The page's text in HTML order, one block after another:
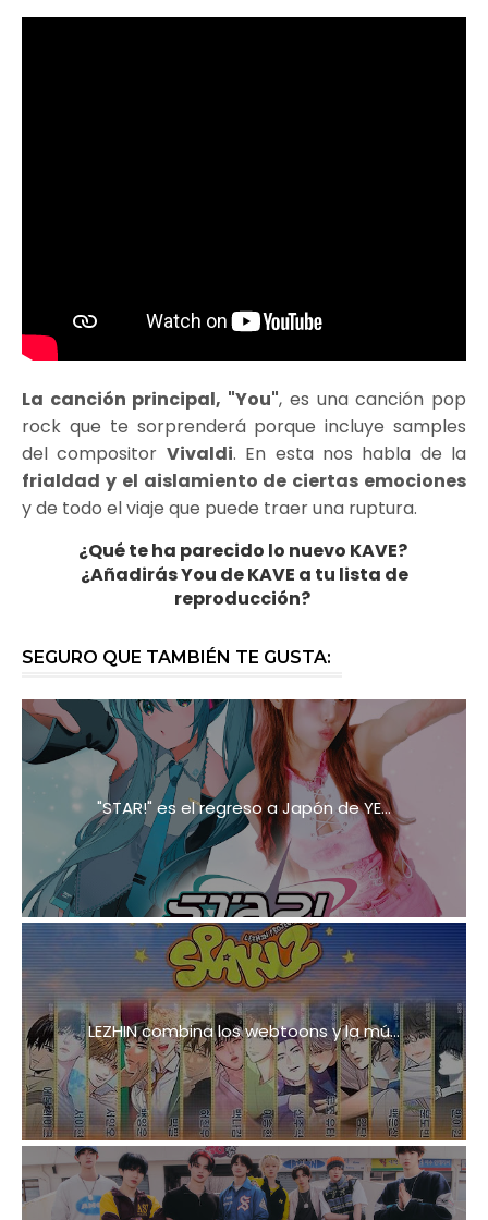
La canción principal, "You", es una canción pop
rock que te sorprenderá porque incluye samples
del compositor Vivaldi. En esta nos habla de la
frialdad y el aislamiento de ciertas emociones
y de todo el viaje que puede traer una ruptura.
¿Qué te ha parecido lo nuevo KAVE?
¿Añadirás You de KAVE a tu lista de
reproducción?
SEGURO QUE TAMBIÉN TE GUSTA:
"STAR!" es el regreso a Japón de YE...
LEZHIN combina los webtoons y la mú...